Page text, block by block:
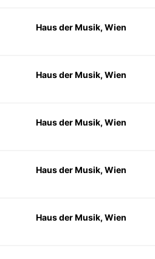
Haus der Musik, Wien
Haus der Musik, Wien
Haus der Musik, Wien
Haus der Musik, Wien
Haus der Musik, Wien